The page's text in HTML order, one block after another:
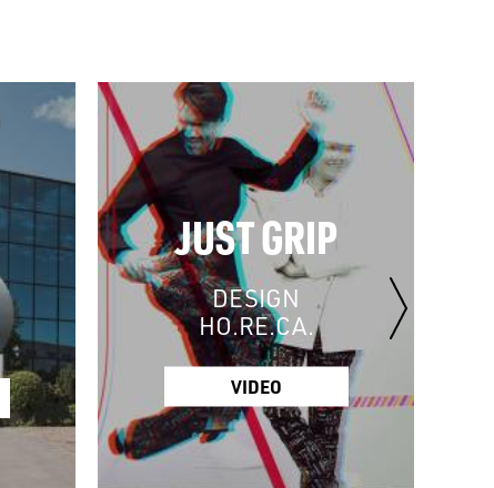
JUST GRIP
DESIGN
HO.RE.CA.
VIDEO